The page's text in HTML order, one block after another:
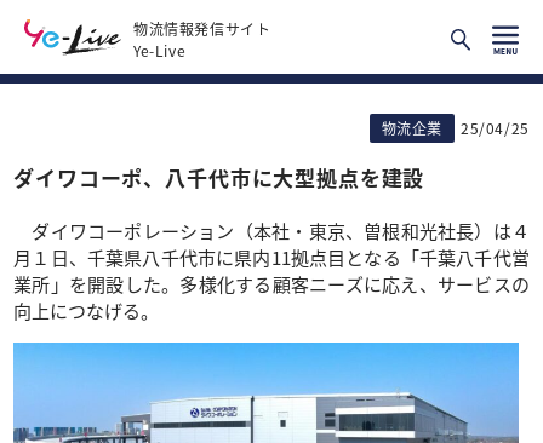
物流情報発信サイト
Ye-Live
物流企業 25/04/25
ダイワコーポ、八千代市に大型拠点を建設
ダイワコーポレーション（本社・東京、曽根和光社長）は４
月１日、千葉県八千代市に県内11拠点目となる「千葉八千代営
業所」を開設した。多様化する顧客ニーズに応え、サービスの
向上につなげる。